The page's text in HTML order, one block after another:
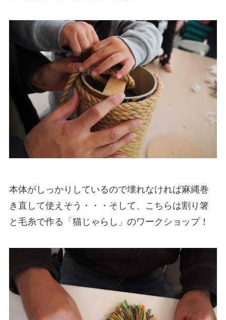
本体がしっかりしているので壊れなければ麻縄巻
き直して使えそう・・・そして、こちらは割り箸
と毛糸で作る「猫じゃらし」のワークショップ！